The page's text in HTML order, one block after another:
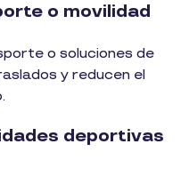
o movilidad
o soluciones de
y reducen el
deportivas